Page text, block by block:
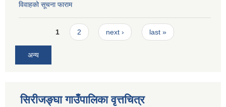
विवाहको सूचना फाराम
Pages1 2 next › last »
अन्य
सिरीजङ्घा गाउँपालिका वृत्तचित्र